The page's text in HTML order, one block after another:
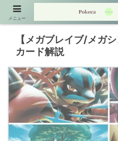
【メガブレイブ/メガ
カード解説
メニュー